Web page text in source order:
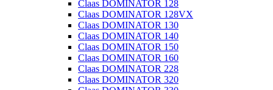
Claas DOMINATOR 128
Claas DOMINATOR 128VX
Claas DOMINATOR 130
Claas DOMINATOR 140
Claas DOMINATOR 150
Claas DOMINATOR 160
Claas DOMINATOR 228
Claas DOMINATOR 320